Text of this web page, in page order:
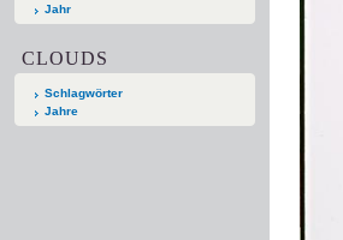
Jahr
CLOUDS
Schlagwörter
Jahre